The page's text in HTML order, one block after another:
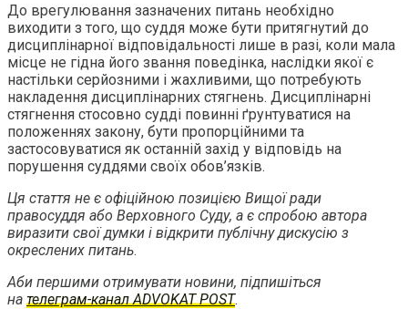
До врегулювання зазначених питань необхідно
виходити з того, що суддя може бути притягнутий до
дисциплінарної відповідальності лише в разі, коли мала
місце не гідна його звання поведінка, наслідки якої є
настільки серйозними і жахливими, що потребують
накладення дисциплінарних стягнень. Дисциплінарні
стягнення стосовно судді повинні ґрунтуватися на
положеннях закону, бути пропорційними та
застосовуватися як останній захід у відповідь на
порушення суддями своїх обов’язків.
Ця стаття не є офіційною позицією Вищої ради
правосуддя або Верховного Суду, а є спробою автора
виразити свої думки і відкрити публічну дискусію з
окреслених питань.
Аби першими отримувати новини, підпишіться
на телеграм-канал ADVOKAT POST.